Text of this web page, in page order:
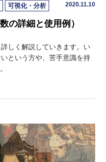
可視化・分析 2020.11.10
の詳細と使用例）
しく解説していきます。い
という方や、苦手意識を持